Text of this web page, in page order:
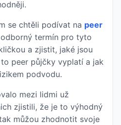
se chtěli podívat na peer
termín pro tyto
a zjistit, jaké jsou
peer půjčky vyplatí a jak
podvodu.
mezi lidmi už
zjistili, že je to výhodný
můžou zhodnotit svoje